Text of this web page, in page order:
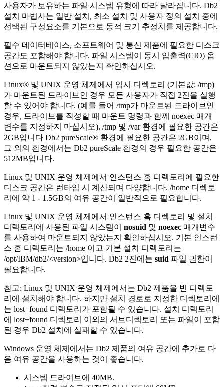
사용자가 보유하는 파일 시스템 유형에 따라 달라집니다. Db2
설치
마법사는 일반 설치, 최소 설치 및 사용자 정의 설치 중에
선택된 구성요소를 기본으로 동적 크기 추정치를 제공합니다.
필수 데이터베이스, 소프트웨어 및 통신 제품에 필요한 디스크
공간도 포함해야 합니다. 파일 시스템이 동시 입출력(CIO) 옵
션으로 마운트되지 않았는지 확인하십시오.
Linux® 및 UNIX 운영 체제에서 임시 디렉토리 (기본값: /tmp)
가 마운트된 드라이브인 경우 모든 사용자가 직접 2진을 실행
할 수 있어야 합니다. (예를 들어 /tmp가 마운트된 드라이브인
경우, 드라이브를 작성할 때 마운트 명령과 함께 noexec 매개
변수를 지정하지 마십시오). /tmp 및 /var환경에 필요한 공간은
2GB입니다 Db2 pureScale® 환경에 필요한 공간은 2GB이며,
그 외의 환경에서는 Db2 pureScale 환경의 경우 필요한 공간은
512MB입니다.
Linux 및 UNIX 운영 체제에서 인스턴스 홈 디렉토리에 필요한
디스크 공간은 런타임 시 계산되며 다양합니다. /home 디렉토
리에 약 1 - 1.5GB의 여유 공간이 일반적으로 필요합니다.
Linux 및 UNIX 운영 체제에서 인스턴스 홈 디렉토리 및 설치
디렉토리에 사용된 파일 시스템이 nosuid 및 noexec 매개변수
를 사용하여 마운트되지 않았는지 확인하십시오. 기본 인스턴
스 홈 디렉토리는 /home 이고 기본 설치 디렉토리는
/opt/IBM/db2/<version>입니다. Db2 2진에는 suid 파일 권한이
필요합니다.
참고: Linux 및 UNIX 운영 체제에서는 Db2 제품을 빈 디렉토
리에 설치해야 합니다. 하지만 설치 경로로 지정한 디렉토리에
는 lost+found 디렉토리가 포함될 수 있습니다. 설치 디렉토리
에 lost+found 디렉토리 이외의 서브디렉토리 또는 파일이 포함
된 경우 Db2 설치에 실패할 수 있습니다.
Windows 운영 체제에서는 Db2 제품의 여유 공간에 추가로 다
음 여유 공간을 사용하는 것이 좋습니다.
시스템 드라이브에 40MB.